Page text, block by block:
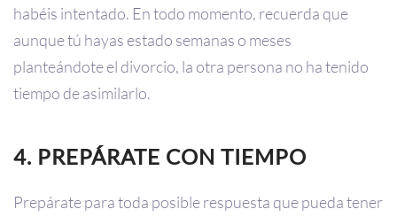
habéis intentado. En todo momento, recuerda que
aunque tú hayas estado semanas o meses
planteándote el divorcio, la otra persona no ha tenido
tiempo de asimilarlo.
4. PREPÁRATE CON TIEMPO
Prepárate para toda posible respuesta que pueda tener